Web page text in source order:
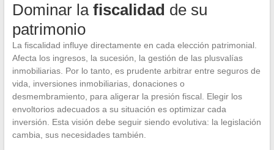
Dominar la fiscalidad de su
patrimonio
La fiscalidad influye directamente en cada elección patrimonial.
Afecta los ingresos, la sucesión, la gestión de las plusvalías
inmobiliarias. Por lo tanto, es prudente arbitrar entre seguros de
vida, inversiones inmobiliarias, donaciones o
desmembramiento, para aligerar la presión fiscal. Elegir los
envoltorios adecuados a su situación es optimizar cada
inversión. Esta visión debe seguir siendo evolutiva: la legislación
cambia, sus necesidades también.